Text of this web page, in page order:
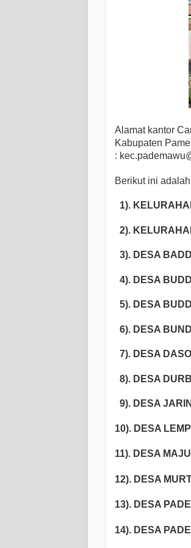
Alamat kantor
Kabupaten
:
Berikut ini
1).
2).
3). DESA
4). DESA
5). DESA
6). DESA
7). DESA
8). DESA
9). DESA
10). DESA
11). DESA
12). DESA
13). DESA
14). DESA